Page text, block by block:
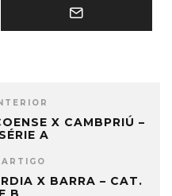
X CAMBPRIÚ –
A
X BARRA – CAT.